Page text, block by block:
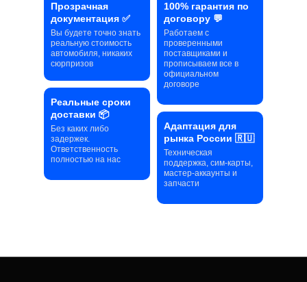
Прозрачная
документация ✅
Вы будете точно знать
реальную стоимость
автомобиля, никаких
сюрпризов
100% гарантия по
договору 💬
Работаем с
проверенными
поставщиками и
прописываем все в
официальном
договоре
Реальные сроки
доставки 📦
Без каких либо
задержек.
Ответственность
полностью на нас
Адаптация для
рынка России 🇷🇺
Техническая
поддержка, сим-карты,
мастер-аккаунты и
запчасти